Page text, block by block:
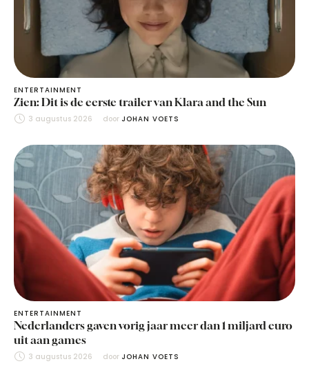
ENTERTAINMENT
Zien: Dit is de eerste trailer van Klara and the Sun
3 augustus 2026 door JOHAN VOETS
ENTERTAINMENT
Nederlanders gaven vorig jaar meer dan 1 miljard euro
uit aan games
3 augustus 2026 door JOHAN VOETS